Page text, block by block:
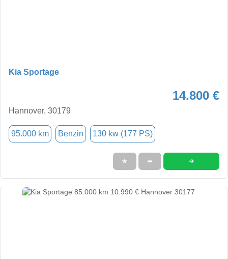
Kia Sportage
14.800 €
Hannover, 30179
95.000 km Benzin 130 kw (177 PS)
★ ➦ ➜